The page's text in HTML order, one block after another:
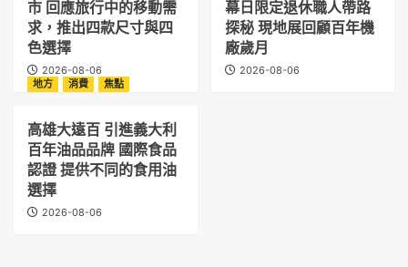
市 回應旅行中的移動需
求，推出四款尺寸與四
色選擇
2026-08-06
幕日限定退休職人帶路
探秘 現地展回顧百年機
廠歲月
2026-08-06
地方
消費 焦點
高雄大遠百 引進義大利
百年油品品牌 國際食品
認證 提供不同的食用油
選擇
2026-08-06